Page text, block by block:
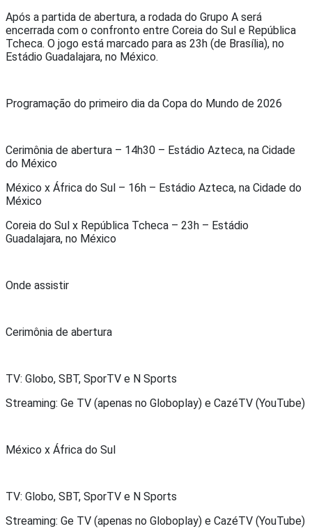
Após a partida de abertura, a rodada do Grupo A será
encerrada com o confronto entre Coreia do Sul e República
Tcheca. O jogo está marcado para as 23h (de Brasília), no
Estádio Guadalajara, no México.
Programação do primeiro dia da Copa do Mundo de 2026
Cerimônia de abertura – 14h30 – Estádio Azteca, na Cidade
do México
México x África do Sul – 16h – Estádio Azteca, na Cidade do
México
Coreia do Sul x República Tcheca – 23h – Estádio
Guadalajara, no México
Onde assistir
Cerimônia de abertura
TV: Globo, SBT, SporTV e N Sports
Streaming: Ge TV (apenas no Globoplay) e CazéTV (YouTube)
México x África do Sul
TV: Globo, SBT, SporTV e N Sports
Streaming: Ge TV (apenas no Globoplay) e CazéTV (YouTube)